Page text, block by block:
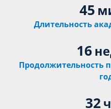
45
Длительность
16
Продолжительность
32